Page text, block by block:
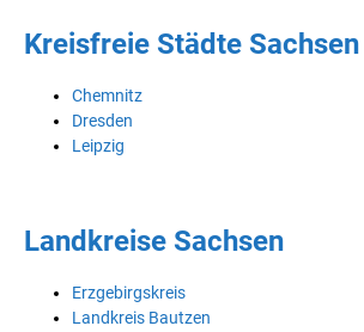
Kreisfreie Städte Sachsen
Chemnitz
Dresden
Leipzig
Landkreise Sachsen
Erzgebirgskreis
Landkreis Bautzen